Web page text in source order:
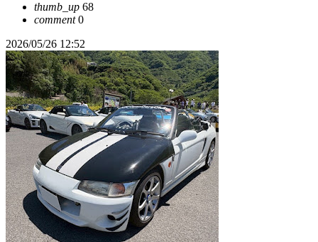
thumb_up 68
comment0
2026/05/26 12:52